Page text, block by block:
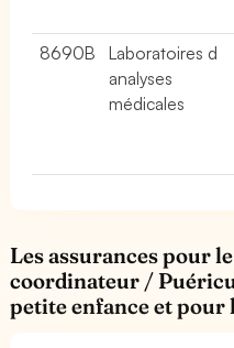
8690B
Laboratoires d
analyses
médicales
Les assurances pour
coordinateur /
petite enfance et pour